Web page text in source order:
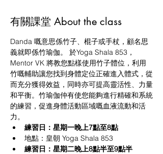
有關課堂 About the class
Danda 嘅意思係竹子、棍子或手杖，顧名思
義就即係竹瑜伽。 於Yoga Shala 853，
Mentor VK 將教您點樣使用竹子體位，利用
竹嘅輔助讓您找到身體定位正確進入體式，從
而充分獲得效益，同時亦可提高靈活性、力量
和平衡。竹瑜伽仲有使您能夠進行精確和系統
的練習，促進身體活動區域嘅血液流動和活
力。
練習日：星期一晚上7點至8點
地點：皇朝 Yoga Shala 853
練習日：星期二晚上8點半至9點半